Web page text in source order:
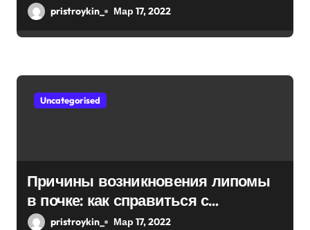
pristroykin_ Мар 17, 2022
Uncategorised
Причины возникновения липомы
в почке: как справиться с
болезнью
pristroykin_ Мар 17, 2022